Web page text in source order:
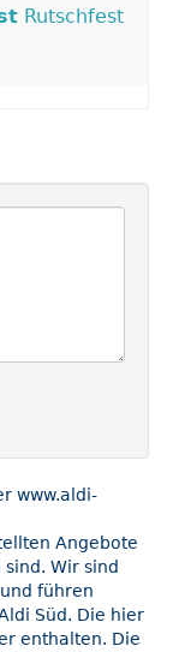
Rutschfest
www.aldi-
Angebote
Wir sind
führen
Süd. Die hier
enthalten. Die